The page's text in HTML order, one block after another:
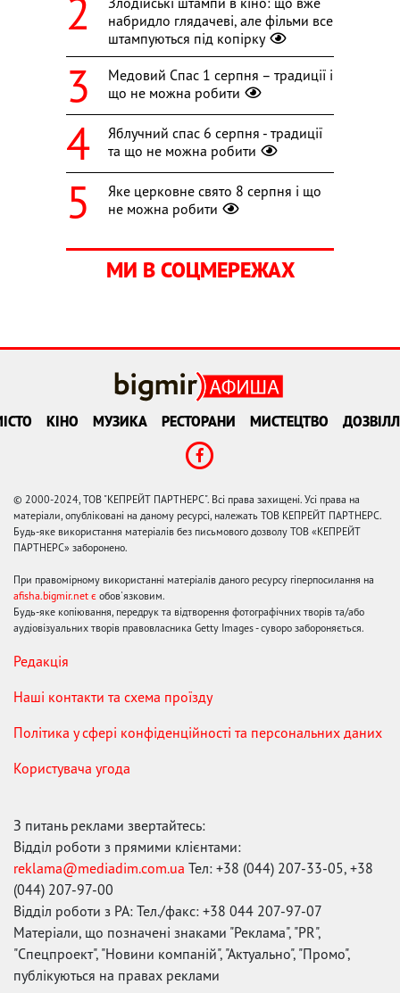
набридло глядачеві, але фільми все
штампуються під копірку
Медовий Спас 1 серпня – традиції і
що не можна робити
Яблучний спас 6 серпня - традиції
та що не можна робити
Яке церковне свято 8 серпня і що
не можна робити
МИ В СОЦМЕРЕЖАХ
КІНО МУЗИКА РЕСТОРАНИ МИСТЕЦТВО
© 2000-2024, ТОВ "КЕПРЕЙТ ПАРТНЕРС". Всі права захищені. Усі права на
матеріали, опубліковані на даному ресурсі, належать ТОВ КЕПРЕЙТ ПАРТНЕРС.
Будь-яке використання матеріалів без письмового дозволу ТОВ «КЕПРЕЙТ
ПАРТНЕРС» заборонено.
При правомірному використанні матеріалів даного ресурсу гіперпосилання на
afisha.bigmir.net є обов'язковим.
Будь-яке копіювання, передрук та відтворення фотографічних творів та/або
аудіовізуальних творів правовласника Getty Images - суворо забороняється.
Редакція
Наші контакти та схема проїзду
Політика у сфері конфіденційності та персональних даних
Користувача угода
З питань реклами звертайтесь:
Відділ роботи з прямими клієнтами:
reklama@mediadim.com.ua Тел: +38 (044) 207-33-05, +38
(044) 207-97-00
Відділ роботи з РА: Тел./факс: +38 044 207-97-07
Матеріали, що позначені знаками "Реклама", "PR",
"Спецпроект", "Новини компаній", "Актуально", "Промо",
публікуються на правах реклами